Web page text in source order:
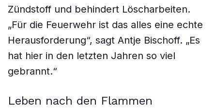
Zündstoff und behindert Löscharbeiten.
„Für die Feuerwehr ist das alles eine echte
Herausforderung“, sagt Antje Bischoff. „Es
hat hier in den letzten Jahren so viel
gebrannt.“
Leben nach den Flammen